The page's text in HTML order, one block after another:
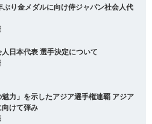
ぶり金メダルに向け侍ジャパン社会人代
日本代表 選手決定について
魅力」を示したアジア選手権連覇 アジア
けて弾み